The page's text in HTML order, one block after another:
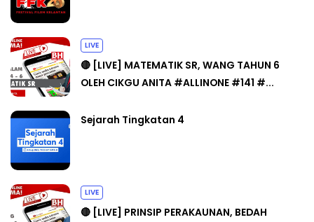
LIVE
🔴 [LIVE] MATEMATIK SR, WANG TAHUN 6
OLEH CIKGU ANITA #ALLINONE #141 #...
Sejarah Tingkatan 4
LIVE
🔴 [LIVE] PRINSIP PERAKAUNAN, BEDAH